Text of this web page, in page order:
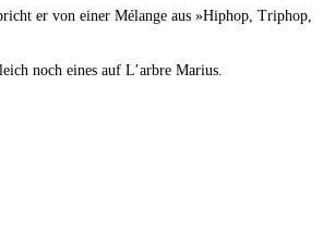
er von einer Mélan­ge aus »Hip­hop, Tri­phop,
noch eines auf L’arb­re Marius.